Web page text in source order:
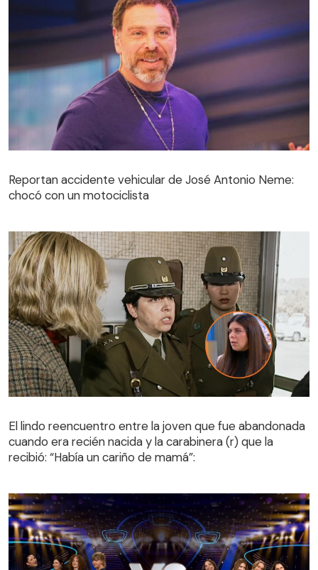
Reportan accidente vehicular de José Antonio Neme:
chocó con un motociclista
cuando era recién nacida y la carabinera (r) que la
recibió: “Había un cariño de mamá”:
El lindo reencuentro entre la joven que fue abandonada
cuando era recién nacida y la carabinera (r) que la
recibió: “Había un cariño de mamá”: